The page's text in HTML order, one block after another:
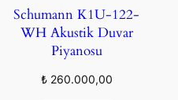
Schumann K1U-122-
WH Akustik Duvar
Piyanosu
₺260.000,00